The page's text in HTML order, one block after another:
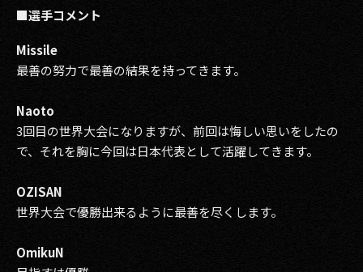
■選手コメント
Missile
最善の努力で最善の結果を持ってきます。
Naoto
3回目の世界大会になりますが、前回は悔しい思いをしたの
で、それを胸に今回は日本代表として活躍してきます。
OZISAN
世界大会で優勝出来るように最善を尽くします。
OmikuN